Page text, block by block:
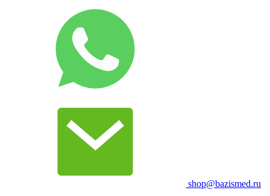
shop@bazismed.ru